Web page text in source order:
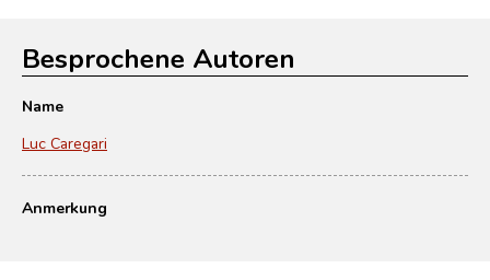
Besprochene Autoren
Name
Luc Caregari
Anmerkung